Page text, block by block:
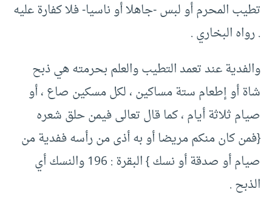
تطيب المحرم أو لبس -‏جاهلا أو ناسيا-‏ فلا كفارة عليه
.‏ رواه البخاري .‏
والفدية عند تعمد التطيب والعلم بحرمته هي ذبح
شاة أو إطعام ستة مساكين ، لكل مسكين صاع ، أو
صيام ثلاثة أيام ، كما قال تعالى فيمن حلق شعره
{‏فمن كان منكم مريضا أو به أذى من رأسه ففدية من
صيام أو صدقة أو نسك }‏ البقرة :‏ ‏196 والنسك أي
الذبح .‏